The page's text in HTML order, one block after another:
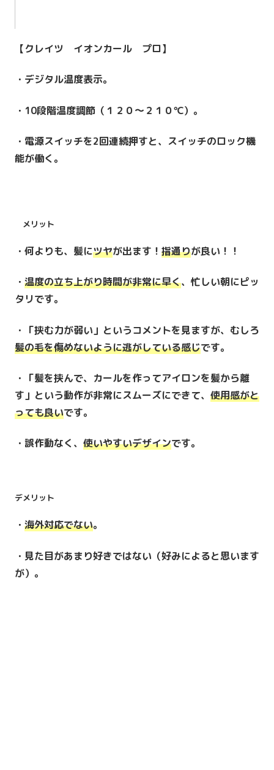
【クレイツ イオンカール プロ】
・デジタル温度表示。
・10段階温度調節（１２０～２１０℃）。
・電源スイッチを2回連続押すと、スイッチのロック機
能が働く。
メリット
・何よりも、髪にツヤが出ます！ 指通りが良い！！
・ 温度の立ち上がり時間が非常に早く、忙しい朝にピッ
タリです。
・「挟む力が弱い」というコメントを見ますが、むしろ
髪の毛を傷めないように逃がしている感じです。
・「髪を挟んで、カールを作ってアイロンを髪から離
す」という動作が非常にスムーズにできて、 使用感がと
っても良いです。
・誤作動なく、 使いやすいデザインです。
デメリット
・ 海外対応でない。
・見た目があまり好きではない（好みによると思います
が）。